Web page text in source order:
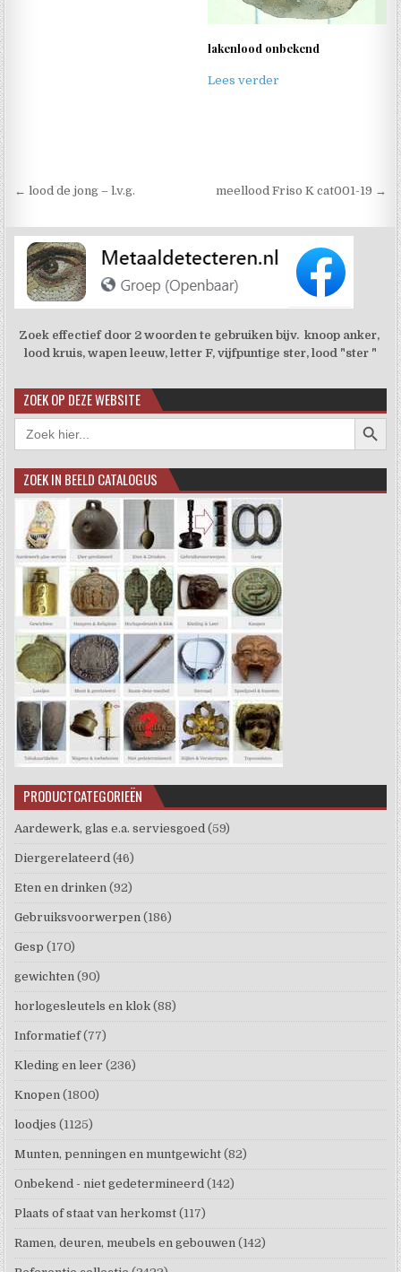
lakenlood onbekend
Lees verder
Berichtnavigatie
← lood de jong – l.v.g. meellood Friso K cat001-19 →
Zoek effectief door 2 woorden te gebruiken bijv. knoop anker,
lood kruis, wapen leeuw, letter F, vijfpuntige ster, lood "ster "
ZOEK OP DEZE WEBSITE
Zoek
naar:
ZOEK IN BEELD CATALOGUS
PRODUCTCATEGORIEËN
Aardewerk, glas e.a. serviesgoed (59)
Diergerelateerd (46)
Eten en drinken (92)
Gebruiksvoorwerpen (186)
Gesp (170)
gewichten (90)
horlogesleutels en klok (88)
Informatief (77)
Kleding en leer (236)
Knopen (1800)
loodjes (1125)
Munten, penningen en muntgewicht (82)
Onbekend - niet gedetermineerd (142)
Plaats of staat van herkomst (117)
Ramen, deuren, meubels en gebouwen (142)